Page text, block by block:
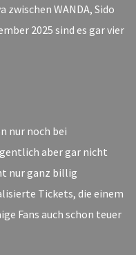
zwischen WANDA, Sido
2025 sind es gar vier
nur noch bei
aber gar nicht
nur ganz billig
Tickets, die einem
Fans auch schon teuer